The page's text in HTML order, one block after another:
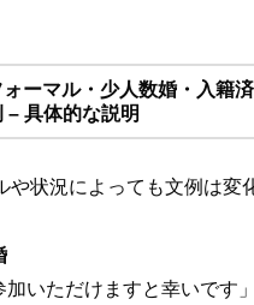
ーマル・少人数婚・入籍
– 具体的な説明
や状況によっても文例は変
加いただけますと幸いです」